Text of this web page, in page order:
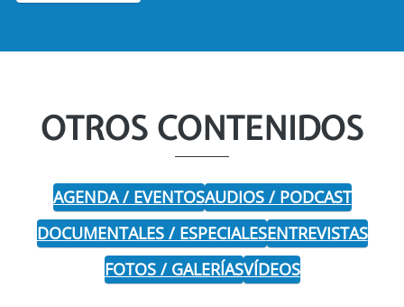
OTROS CONTENIDOS
AGENDA / EVENTOSAUDIOS / PODCAST
DOCUMENTALES / ESPECIALESENTREVISTAS
FOTOS / GALERÍASVÍDEOS